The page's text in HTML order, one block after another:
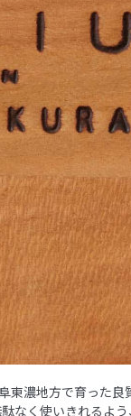
東濃地方で育った
なく使いきれるよ